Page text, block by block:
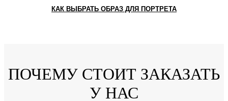
КАК ВЫБРАТЬ ОБРАЗ ДЛЯ ПОРТРЕТА
ПОЧЕМУ СТОИТ ЗАКАЗАТЬ
У НАС